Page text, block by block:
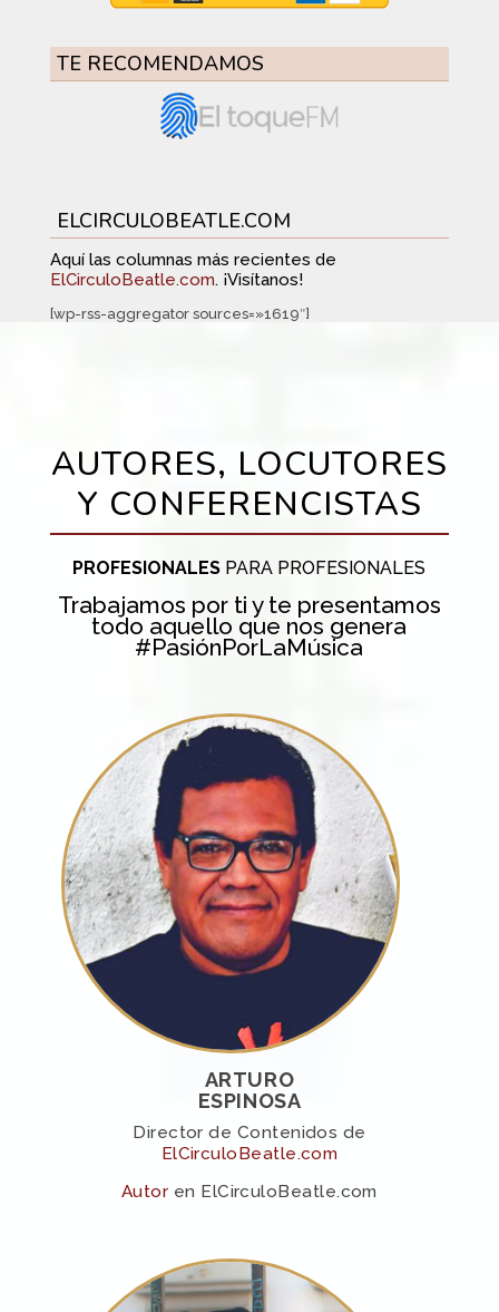
TE RECOMENDAMOS
ELCIRCULOBEATLE.COM
Aquí las columnas más recientes de
ElCirculoBeatle.com. ¡Visítanos!
[wp-rss-aggregator sources=»1619″]
AUTORES, LOCUTORES
Y CONFERENCISTAS
PROFESIONALES PARA PROFESIONALES
Trabajamos por ti y te presentamos
todo aquello que nos genera
#PasiónPorLaMúsica
ARTURO
ESPINOSA
Director de Contenidos de
ElCirculoBeatle.com
Autor en ElCirculoBeatle.com